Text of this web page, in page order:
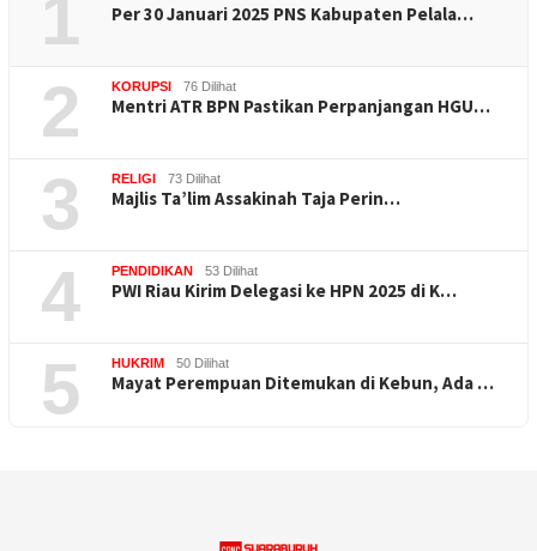
1 Per 30 Januari 2025 PNS Kabupaten Pelala…
2 KORUPSI 76 Dilihat
Mentri ATR BPN Pastikan Perpanjangan HGU…
3 RELIGI 73 Dilihat
Majlis Ta’lim Assakinah Taja Perin…
4 PENDIDIKAN 53 Dilihat
PWI Riau Kirim Delegasi ke HPN 2025 di K…
5 HUKRIM 50 Dilihat
Mayat Perempuan Ditemukan di Kebun, Ada …